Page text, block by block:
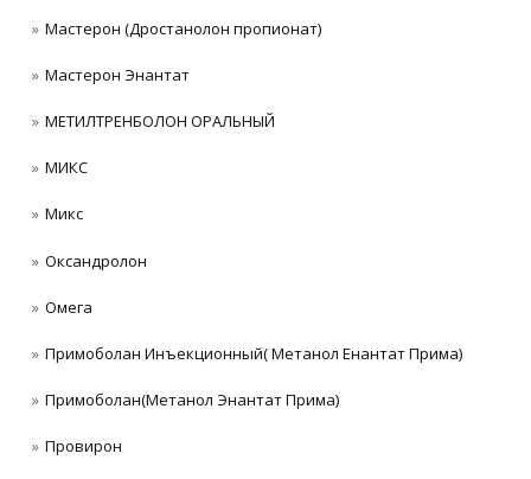
Мастерон (Дростанолон пропионат)
Мастерон Энантат
МЕТИЛТРЕНБОЛОН ОРАЛЬНЫЙ
МИКС
Микс
Оксандролон
Омега
Примоболан Инъекционный( Метанол Енантат Прима)
Примоболан(Метанол Энантат Прима)
Провирон